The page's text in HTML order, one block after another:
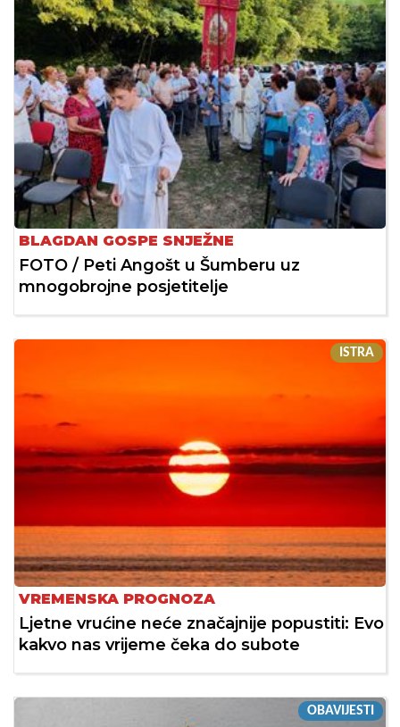
BLAGDAN GOSPE SNJEŽNE
FOTO / Peti Angošt u Šumberu uz
mnogobrojne posjetitelje
ISTRA
VREMENSKA PROGNOZA
Ljetne vrućine neće značajnije popustiti: Evo
kakvo nas vrijeme čeka do subote
OBAVIJESTI